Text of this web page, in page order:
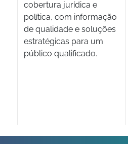
cobertura jurídica e
política, com informação
de qualidade e soluções
estratégicas para um
público qualificado.